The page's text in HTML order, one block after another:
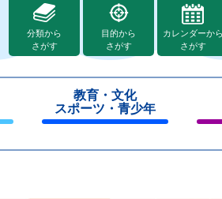
分類から
さがす
目的から
さがす
カレンダーから
さがす
教育・文化
スポーツ・青少年
じ
じ